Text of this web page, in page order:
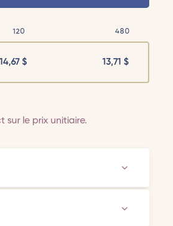
120 480
14,67$ 13,71 $
sur le prix unitiaire.